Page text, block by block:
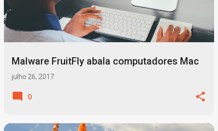
Malware FruitFly abala computadores Mac
julho 26, 2017
0